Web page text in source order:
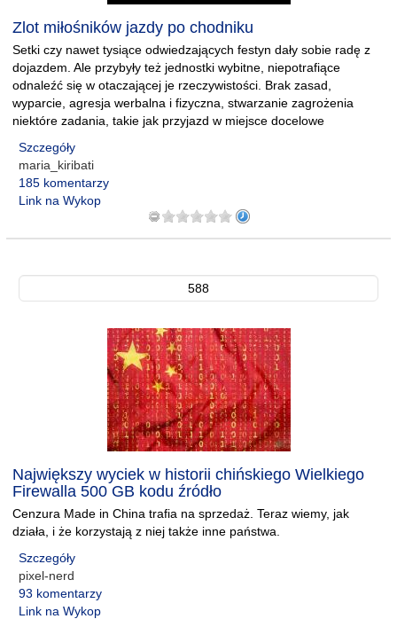
Zlot miłośników jazdy po chodniku
Setki czy nawet tysiące odwiedzających festyn dały sobie radę z
dojazdem. Ale przybyły też jednostki wybitne, niepotrafiące
odnaleźć się w otaczającej je rzeczywistości. Brak zasad,
wyparcie, agresja werbalna i fizyczna, stwarzanie zagrożenia
niektóre zadania, takie jak przyjazd w miejsce docelowe
Szczegóły
maria_kiribati
185 komentarzy
Link na Wykop
588
Największy wyciek w historii chińskiego Wielkiego
Firewalla 500 GB kodu źródło
Cenzura Made in China trafia na sprzedaż. Teraz wiemy, jak
działa, i że korzystają z niej także inne państwa.
Szczegóły
pixel-nerd
93 komentarzy
Link na Wykop